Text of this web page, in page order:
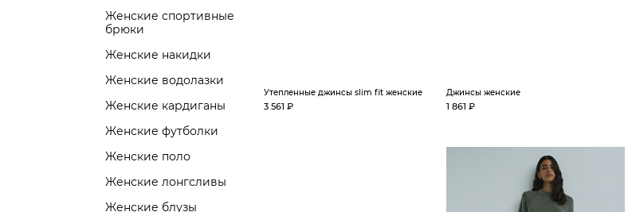
Женские спортивные
брюки
Женские накидки
Женские водолазки
Женские кардиганы
Женские футболки
Женские поло
Женские лонгсливы
Женские блузы
Утепленные джинсы slim fit женские
3 561 ₽
Джинсы женские
1 861 ₽